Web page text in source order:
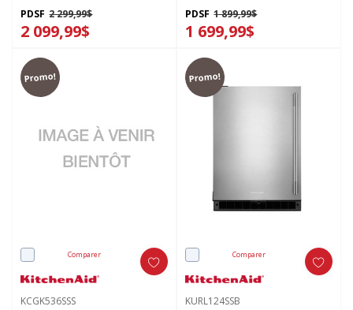
PDSF 2 299,99$
2 099,99$
fonte continues KCGK336SSS
PDSF 1 899,99$
1 699,99$
Promo!
Comparer
KCGK536SSS
Promo!
Comparer
KURL124SSB